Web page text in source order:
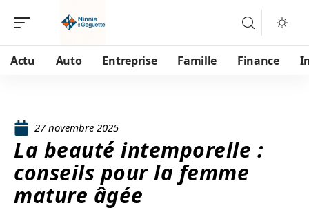
Actu Auto Entreprise Famille Finance
27 novembre 2025
La beauté intemporelle :
conseils pour la femme
mature âgée